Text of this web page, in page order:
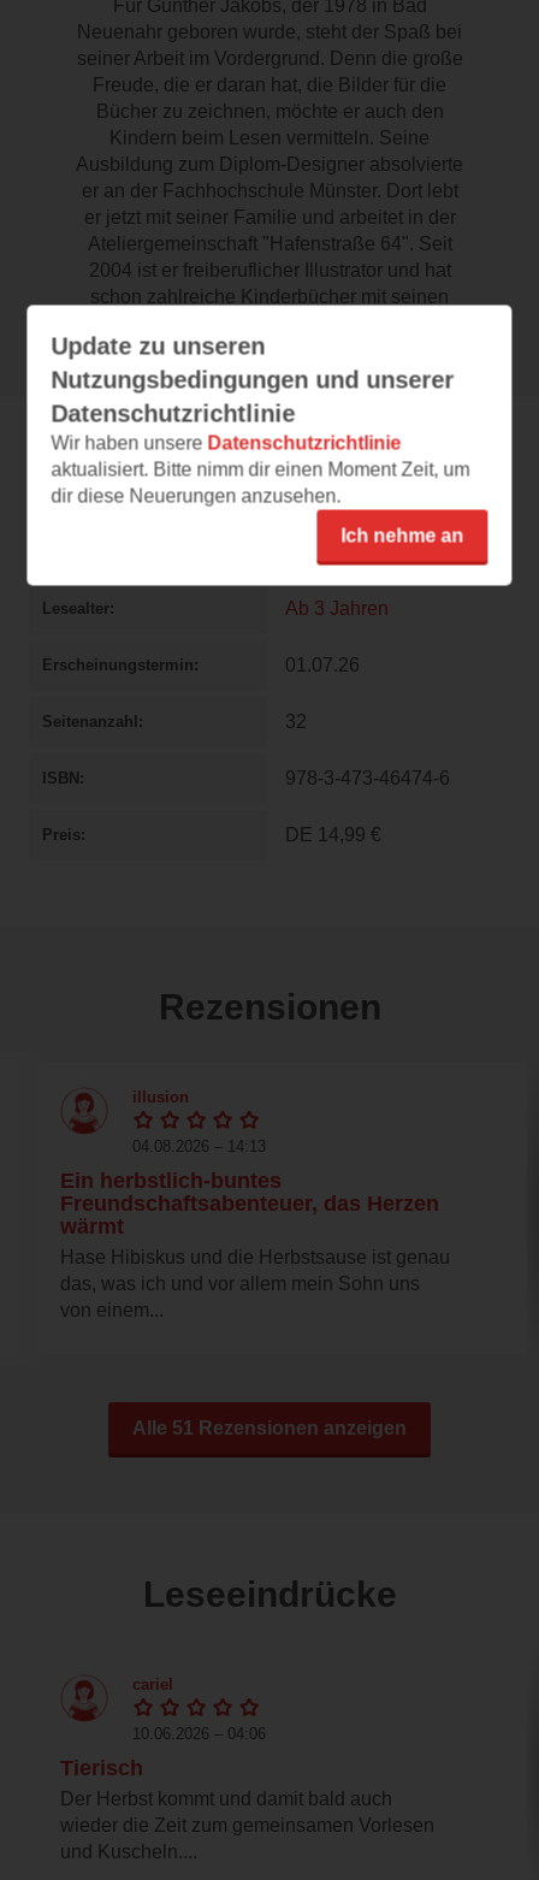
Für Günther Jakobs, der 1978 in Bad
Neuenahr geboren wurde, steht der Spaß bei
seiner Arbeit im Vordergrund. Denn die große
Freude, die er daran hat, die Bilder für die
Bücher zu zeichnen, möchte er auch den
Kindern beim Lesen vermitteln. Seine
Ausbildung zum Diplom-Designer absolvierte
er an der Fachhochschule Münster. Dort lebt
er jetzt mit seiner Familie und arbeitet in der
Ateliergemeinschaft "Hafenstraße 64". Seit
2004 ist er freiberuflicher Illustrator und hat
schon zahlreiche Kinderbücher mit seinen
Details
Lesealter Ab 3 Jahren
Erscheinungstermin 01.07.26
Seitenanzahl 32
ISBN 978-3-473-46474-6
Preis DE 14,99 €
Rezensionen
illusion
04.08.2026 – 14:13
Ein herbstlich-buntes
Freundschaftsabenteuer, das Herzen
wärmt
Hase Hibiskus und die Herbstsause ist genau
das, was ich und vor allem mein Sohn uns
von einem...
Alle 51 Rezensionen anzeigen
Leseeindrücke
cariel
10.06.2026 – 04:06
Tierisch
Der Herbst kommt und damit bald auch
wieder die Zeit zum gemeinsamen Vorlesen
und Kuscheln....
Update zu unseren
Nutzungsbedingungen und unserer
Datenschutzrichtlinie
Wir haben unsere Datenschutzrichtlinie
aktualisiert. Bitte nimm dir einen Moment Zeit, um
dir diese Neuerungen anzusehen.
Ich nehme an